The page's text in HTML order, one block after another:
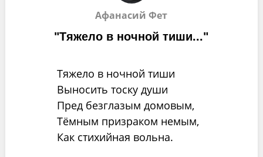
Афанасий Фет
"Тяжело в ночной тиши..."
Тяжело в ночной тиши
Выносить тоску души
Пред безглазым домовым,
Тёмным призраком немым,
Как стихийная вольна.